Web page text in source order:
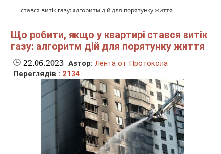
стався витік газу: алгоритм дій для порятунку життя
Що робити, якщо у квартирі стався витік
газу: алгоритм дій для порятунку життя
22.06.2023 Автор: Лента от Протокола
Переглядів : 2134